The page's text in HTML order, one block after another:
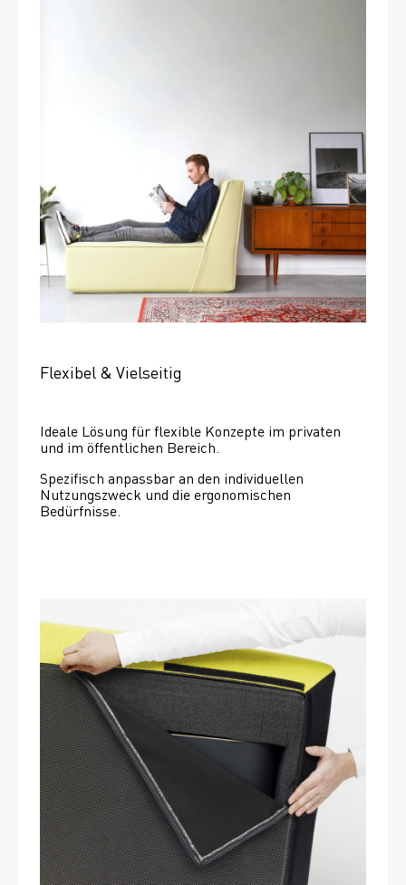
Flexibel & Vielseitig
Ideale Lösung für flexible Konzepte im privaten
und im öffentlichen Bereich.
Spezifisch anpassbar an den individuellen
Nutzungszweck und die ergonomischen
Bedürfnisse.